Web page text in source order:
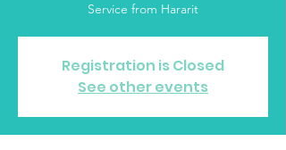
Service from Hararit
Registration is Closed
See other events